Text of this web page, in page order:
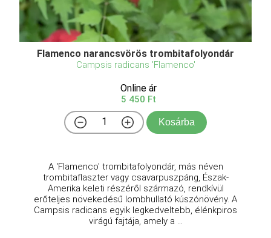
Flamenco narancsvörös trombitafolyondár
Campsis radicans 'Flamenco'
Online ár
5 450 Ft
Kosárba
A 'Flamenco' trombitafolyondár, más néven
trombitaflaszter vagy csavarpuszpáng, Észak-
Amerika keleti részéről származó, rendkívül
erőteljes növekedésű lombhullató kúszónövény. A
Campsis radicans egyik legkedveltebb, élénkpiros
virágú fajtája, amely a ...